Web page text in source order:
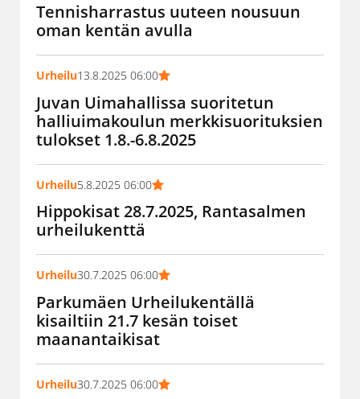
Tennisharrastus uuteen nousuun
oman kentän avulla
Urheilu13.8.2025 06:00
Juvan Uimahallissa suoritetun
halliuimakoulun merkkisuorituksien
tulokset 1.8.-6.8.2025
Urheilu5.8.2025 06:00
Hippokisat 28.7.2025, Rantasalmen
urheilukenttä
Urheilu30.7.2025 06:00
Parkumäen Urheilukentällä
kisailtiin 21.7 kesän toiset
maanantaikisat
Urheilu30.7.2025 06:00